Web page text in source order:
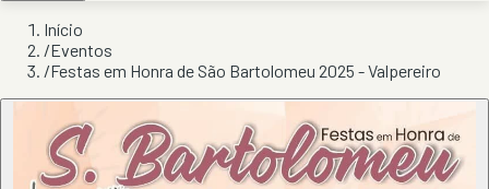
Início
/Eventos
/Festas em Honra de São Bartolomeu 2025 - Valpereiro